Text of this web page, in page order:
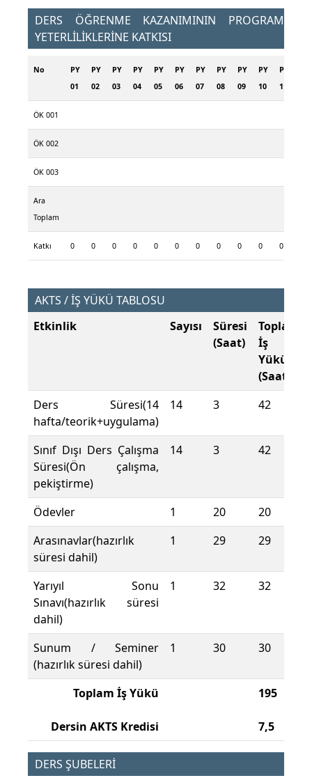
DERS ÖĞRENME KAZANIMININ PROGRAM
YETERLİLİKLERİNE KATKISI
No
PY
01
PY
02
PY
03
PY
04
PY
05
PY
06
PY
07
PY
08
PY
09
PY
10
PY
11
ÖK 001
ÖK 002
ÖK 003
Ara
Toplam
Katkı 0 0 0 0 0 0 0 0 0 0 0
AKTS / İŞ YÜKÜ TABLOSU
Etkinlik
Sayısı
Süresi
(Saat)
Toplam
İş
Yükü
(Saat)
Ders Süresi(14
hafta/teorik+uygulama)
14 3 42
Sınıf Dışı Ders Çalışma
Süresi(Ön çalışma,
pekiştirme)
14 3 42
Ödevler 1 20
20
Arasınavlar(hazırlık
süresi dahil)
1 29 29
Yarıyıl Sonu
Sınavı(hazırlık süresi
dahil)
1 32 32
Sunum / Seminer
(hazırlık süresi dahil)
1 30 30
Toplam İş Yükü
Dersin AKTS Kredisi
195
7,5
DERS ŞUBELERİ